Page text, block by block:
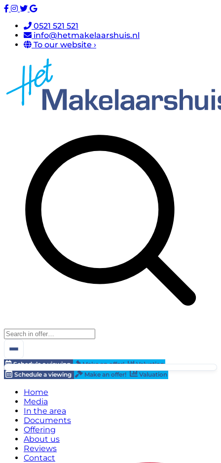
0521 521 521
info@hetmakelaarshuis.nl
To our website ›
Schedule a viewing Make an offer!
Valuation
Schedule a viewing
Make an offer! Valuation
Home
Media
In the area
Documents
Offering
About us
Reviews
Contact